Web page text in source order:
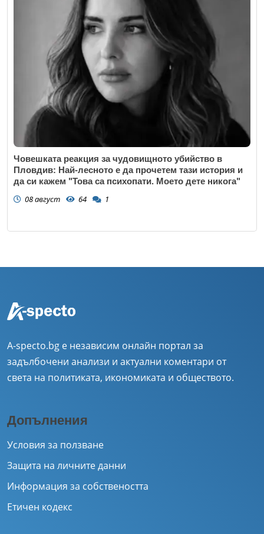
Човешката реакция за чудовищното убийство в
Пловдив: Най-лесното е да прочетем тази история и
да си кажем "Това са психопати. Моето дете никога"
08 август 64 1
A-specto.bg е независим онлайн портал за
задълбочени анализи и актуални коментари от
света на политиката, икономиката и обществото.
Допълнения
Условия за ползване
Защита на личните данни
Информация за собствеността
Етичен кодекс